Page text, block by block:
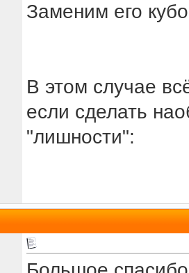
Заменим его
В этом случае
если сделать
"лишности":